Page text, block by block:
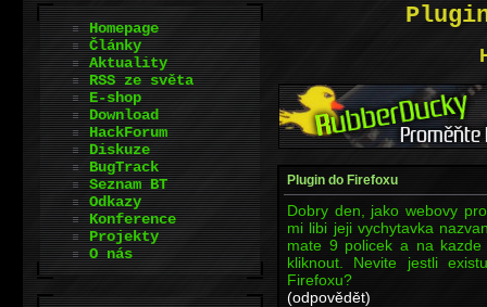
Plugin do Firefoxu
Dobry den, jako webovy
mi libi jeji vychytavka
mate 9 policek a na
kliknout. Nevite jestli
Firefoxu?
(odpovědět)
Homepage
Články
Aktuality
RSS ze světa
E-shop
Download
HackForum
Diskuze
BugTrack
Seznam BT
Odkazy
Konference
Projekty
O nás